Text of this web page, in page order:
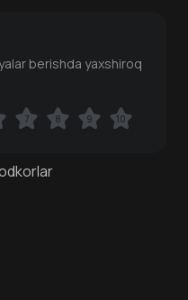
berishda yaxshiroq
7 8 9 10
7 8 9 10